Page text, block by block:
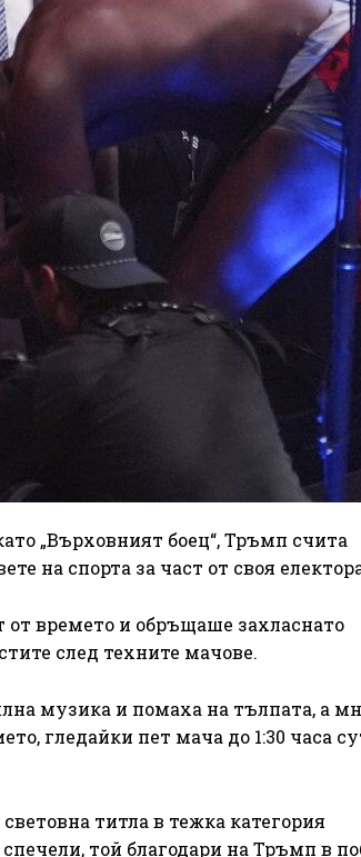
„Върховният боец“, Тръмп счита
на спорта за част от своя
времето и обръщаше захласнато
след техните мачове.
музика и помаха на тълпата, а
гледайки пет мача до 1:30 часа
титла в тежка категория
той благодари на Тръмп в